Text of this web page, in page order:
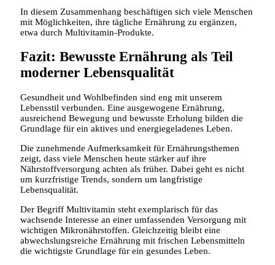
In diesem Zusammenhang beschäftigen sich viele Menschen
mit Möglichkeiten, ihre tägliche Ernährung zu ergänzen,
etwa durch Multivitamin-Produkte.
Fazit: Bewusste Ernährung als Teil
moderner Lebensqualität
Gesundheit und Wohlbefinden sind eng mit unserem
Lebensstil verbunden. Eine ausgewogene Ernährung,
ausreichend Bewegung und bewusste Erholung bilden die
Grundlage für ein aktives und energiegeladenes Leben.
Die zunehmende Aufmerksamkeit für Ernährungsthemen
zeigt, dass viele Menschen heute stärker auf ihre
Nährstoffversorgung achten als früher. Dabei geht es nicht
um kurzfristige Trends, sondern um langfristige
Lebensqualität.
Der Begriff Multivitamin steht exemplarisch für das
wachsende Interesse an einer umfassenden Versorgung mit
wichtigen Mikronährstoffen. Gleichzeitig bleibt eine
abwechslungsreiche Ernährung mit frischen Lebensmitteln
die wichtigste Grundlage für ein gesundes Leben.